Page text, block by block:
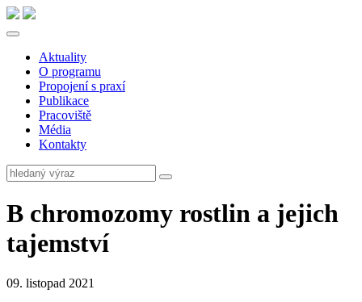
Aktuality
O programu
Propojení s praxí
Publikace
Pracoviště
Média
Kontakty
B chromozomy rostlin a jejich
tajemství
09. listopad 2021